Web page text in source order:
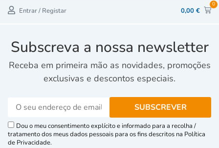
Entrar / Registar 0,00 €
0
Subscreva a nossa newsletter
Receba em primeira mão as novidades, promoções
exclusivas e descontos especiais.
Dou o meu consentimento explícito e informado para a recolha /
tratamento dos meus dados pessoais para os fins descritos na Política
de Privacidade.